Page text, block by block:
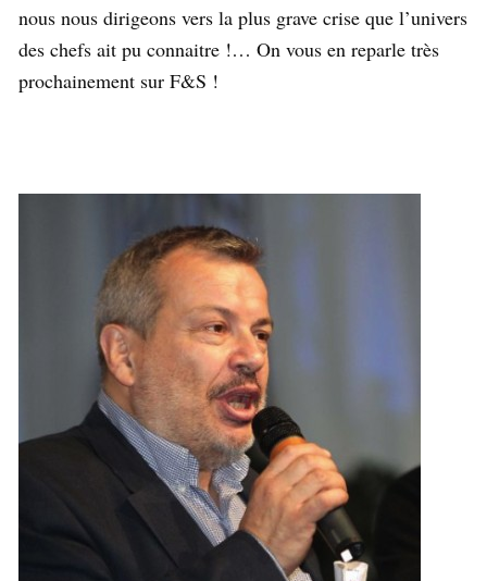
nous nous dirigeons vers la plus grave crise que l’univers
des chefs ait pu connaitre !… On vous en reparle très
prochainement sur F&S !